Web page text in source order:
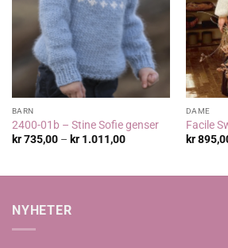
BARN
2400-01b – Stine Sofie genser
kr735,00 – kr1.011,00Prisområde:
DAME
Facile
kr
NYHETER